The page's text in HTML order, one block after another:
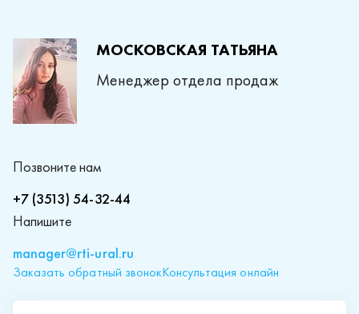
МОСКОВСКАЯ ТАТЬЯНА
Менеджер отдела продаж
Позвоните нам
+7 (3513) 54-32-44
Напишите
manager@rti-ural.ru
Заказать обратный звонокКонсультация онлайн